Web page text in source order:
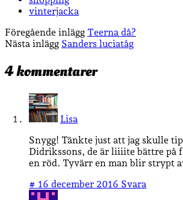
vinterjacka
Föregående inlägg Teerna då?
Nästa inlägg Sanders luciatåg
4 kommentarer
Lisa
Snygg! Tänkte just att jag skulle
Didrikssons, de är liiiite bättre på
en röd. Tyvärr en man blir strypt
# 16 december 2016 Svara